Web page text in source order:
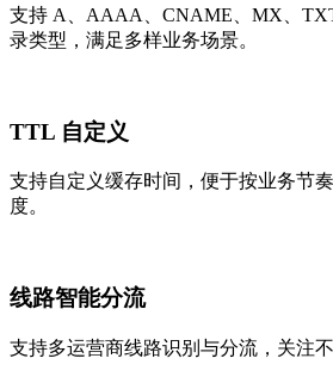
支持 A、AAAA、CNAME、MX、
录类型，满足多样业务场景。
TTL 自定义
支持自定义缓存时间，便于按业务节
度。
线路智能分流
支持多运营商线路识别与分流，关注